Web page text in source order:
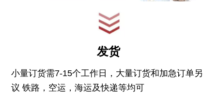
发货
小量订货需7-15个工作日，大量订货和加急订单另
议 铁路，空运，海运及快递等均可